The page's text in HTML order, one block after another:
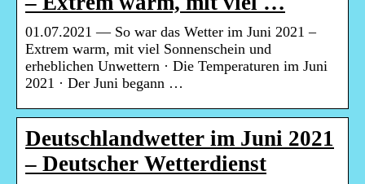
01.07.2021 — So war das Wetter im Juni 2021 –
Extrem warm, mit viel Sonnenschein und
erheblichen Unwettern · Die Temperaturen im Juni
2021 · Der Juni begann …
Deutschlandwetter im Juni 2021
– Deutscher Wetterdienst